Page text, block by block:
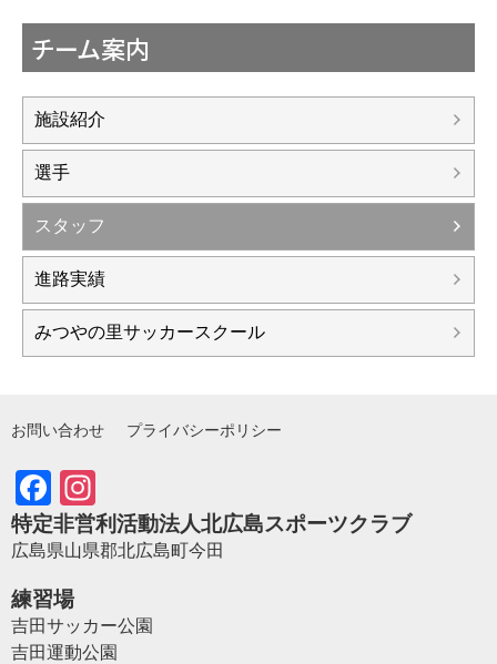
チーム案内
施設紹介
選手
スタッフ
進路実績
みつやの里サッカースクール
お問い合わせ プライバシーポリシー
Facebook
特定非営利活動法人北広島スポーツクラブ
広島県山県郡北広島町今田
練習場
吉田サッカー公園
吉田運動公園